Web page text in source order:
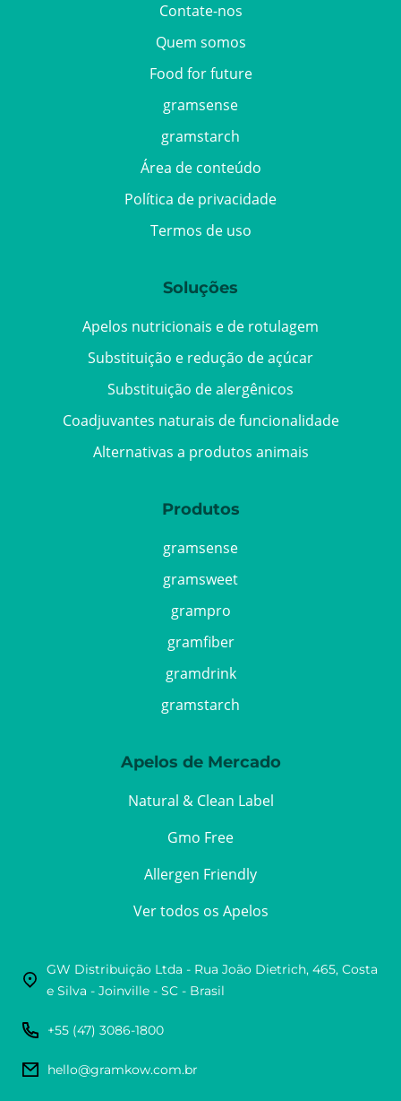
Contate-nos
Quem somos
Food for future
gramsense
gramstarch
Área de conteúdo
Política de privacidade
Termos de uso
Soluções
Apelos nutricionais e de rotulagem
Substituição e redução de açúcar
Substituição de alergênicos
Coadjuvantes naturais de funcionalidade
Alternativas a produtos animais
Produtos
gramsense
gramsweet
grampro
gramfiber
gramdrink
gramstarch
Apelos de Mercado
Natural & Clean Label
Gmo Free
Allergen Friendly
Ver todos os Apelos
GW Distribuição Ltda - Rua João Dietrich, 465, Costa
e Silva - Joinville - SC - Brasil
+55 (47) 3086-1800
hello@gramkow.com.br